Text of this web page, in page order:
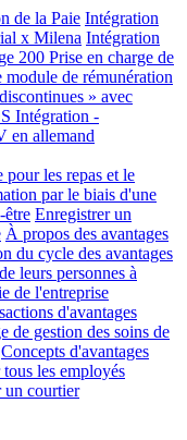
de la Paie Intégration
x Milena Intégration
200 Prise en charge de
module de rémunération
» avec
Intégration -
en allemand
les repas et le
par le biais d'une
être Enregistrer un
À propos des avantages
du cycle des avantages
leurs personnes à
de l'entreprise
d'avantages
de gestion des soins de
Concepts d'avantages
les employés
un courtier